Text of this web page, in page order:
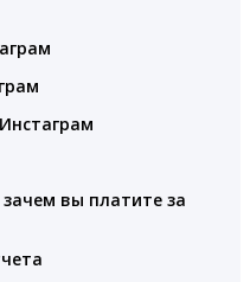
вы платите за